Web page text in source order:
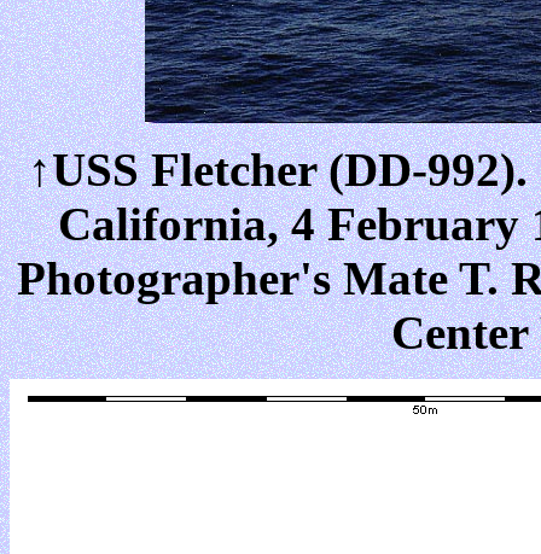
↑USS Fletcher (DD-
California, 4 February
Photographer's Mate T.